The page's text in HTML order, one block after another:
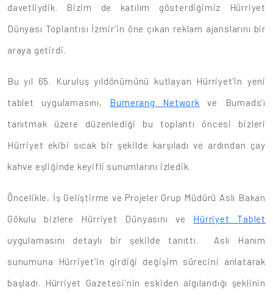
davetliydik. Bizim de katılım gösterdiğimiz Hürriyet
Dünyası Toplantısı İzmir’in öne çıkan reklam ajanslarını bir
araya getirdi.
Bu yıl 65. Kuruluş yıldönümünü kutlayan Hürriyet’in yeni
tablet uygulamasını, Bumerang Network ve Bumads’ı
tanıtmak üzere düzenlediği bu toplantı öncesi bizleri
Hürriyet ekibi sıcak bir şekilde karşıladı ve ardından çay
kahve eşliğinde keyifli sunumlarını izledik.
Öncelikle, İş Geliştirme ve Projeler Grup Müdürü Aslı Bakan
Gökulu bizlere Hürriyet Dünyasını ve Hürriyet Tablet
uygulamasını detaylı bir şekilde tanıttı. Aslı Hanım
sunumuna Hürriyet’in girdiği değişim sürecini anlatarak
başladı. Hürriyet Gazetesi’nin eskiden algılandığı şeklinin